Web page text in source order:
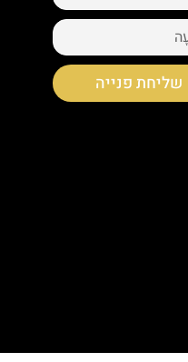
שליחת פנייה